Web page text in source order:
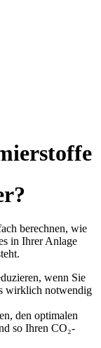
berechnen, wie
in Ihrer Anlage
wenn Sie
wirklich notwendig
den optimalen
so Ihren CO₂-